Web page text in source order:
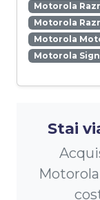
Motorola
Motorola
Motorola
Motorola
Stai